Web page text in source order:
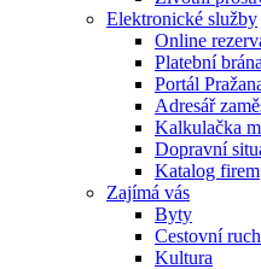
Elektronické služby
Online
Platební brána
Portál
Adresář
Kalkulačka
Dopravní
Katalog firem
Zajímá vás
Byty
Cestovní ruch
Kultura